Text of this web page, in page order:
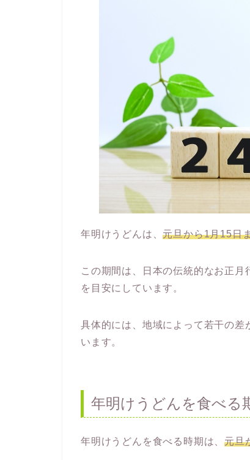
年明けうどんは、元旦から1月15日
この期間は、日本の伝統的なお正月
を目安にしています。
具体的には、地域によって若干の差
います。
年明けうどんを食べる
年明けうどんを食べる時期は、元旦